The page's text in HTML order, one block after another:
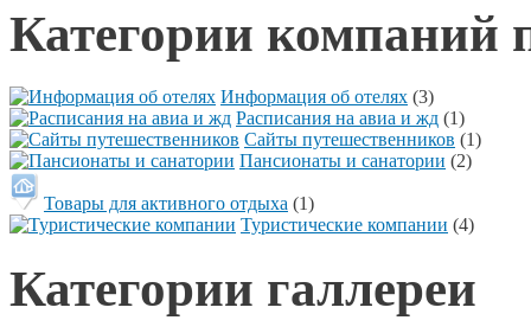
Категории компаний
Информация об отелях (3)
Расписания на авиа и жд (1)
Сайты путешественников (1)
Пансионаты и санатории (2)
Товары для активного отдыха (1)
Туристические компании (4)
Категории галлереи